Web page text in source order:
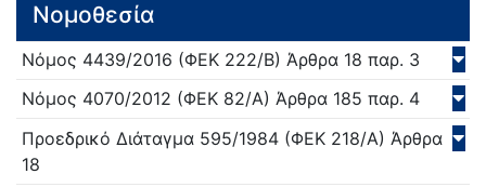
Νομοθεσία
Νόμος 4439/2016 (ΦΕΚ 222/Β) Άρθρα 18 παρ. 3
Νόμος 4070/2012 (ΦΕΚ 82/Α) Άρθρα 185 παρ. 4
Προεδρικό Διάταγμα 595/1984 (ΦΕΚ 218/Α) Άρθρα
18